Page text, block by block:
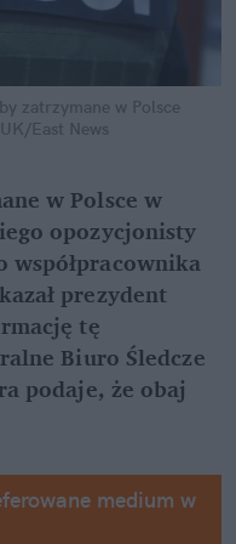
zatrzymane w Polsce
East News
w Polsce w
opozycjonisty
współpracownika
prezydent
tę
Biuro Śledcze
podaje, że obaj
medium w